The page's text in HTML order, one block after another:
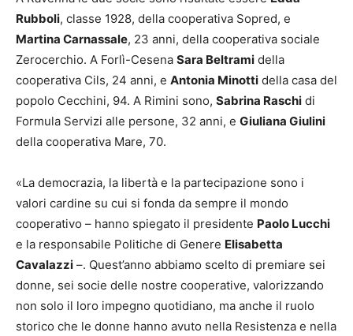
Rubboli, classe 1928, della cooperativa Sopred, e
Martina Carnassale, 23 anni, della cooperativa sociale
Zerocerchio. A Forlì-Cesena Sara Beltrami della
cooperativa Cils, 24 anni, e Antonia Minotti della casa del
popolo Cecchini, 94. A Rimini sono, Sabrina Raschi di
Formula Servizi alle persone, 32 anni, e Giuliana Giulini
della cooperativa Mare, 70.
«La democrazia, la libertà e la partecipazione sono i
valori cardine su cui si fonda da sempre il mondo
cooperativo – hanno spiegato il presidente Paolo Lucchi
e la responsabile Politiche di Genere Elisabetta
Cavalazzi –. Quest’anno abbiamo scelto di premiare sei
donne, sei socie delle nostre cooperative, valorizzando
non solo il loro impegno quotidiano, ma anche il ruolo
storico che le donne hanno avuto nella Resistenza e nella